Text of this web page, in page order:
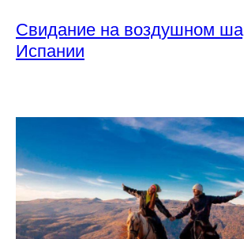
Свидание на воздушном
Испании